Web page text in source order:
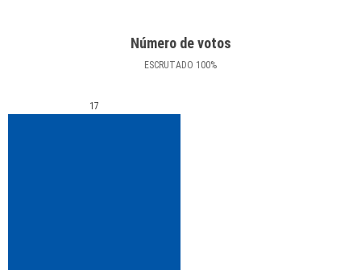
Número de votos
ESCRUTADO 100%
17